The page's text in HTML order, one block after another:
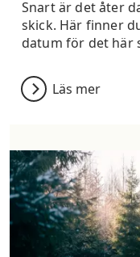
Snart är det åter
skick. Här finner
datum för det här
Läs mer